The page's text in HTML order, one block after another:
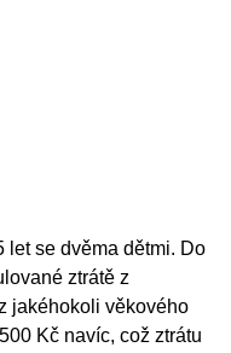
let se dvěma dětmi. Do
ztrátě z
jakéhokoli věkového
Kč navíc, což ztrátu